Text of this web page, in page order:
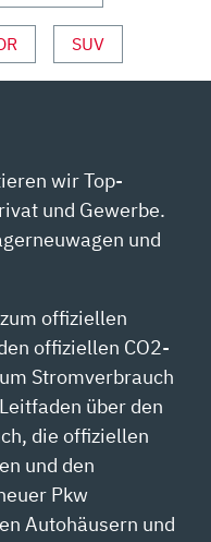
SUV
wir Top-
und Gewerbe.
und
offiziellen
offiziellen CO2-
Stromverbrauch
über den
die offiziellen
und den
Pkw
Autohäusern und